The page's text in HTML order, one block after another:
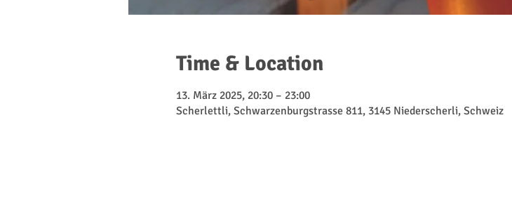
Time & Location
13. März 2025, 20:30 – 23:00
Scherlettli, Schwarzenburgstrasse 811, 3145 Niederscherli, Schweiz